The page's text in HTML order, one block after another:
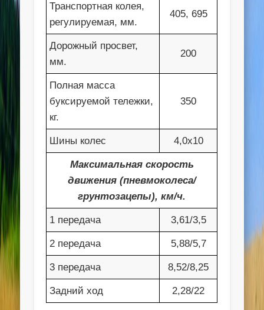
Транспортная колея,
регулируемая, мм.
405, 695
Дорожный просвет,
мм.
200
Полная масса
буксируемой тележки,
кг.
350
Шины колес 4,0х10
Максимальная скорость
движения (пневмоколеса/
грунтозацепы), км/ч.
1 передача 3,61/3,5
2 передача 5,88/5,7
3 передача 8,52/8,25
Задний ход 2,28/22